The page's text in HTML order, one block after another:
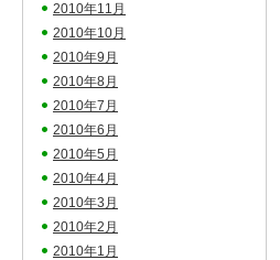
2010年11月
2010年10月
2010年9月
2010年8月
2010年7月
2010年6月
2010年5月
2010年4月
2010年3月
2010年2月
2010年1月